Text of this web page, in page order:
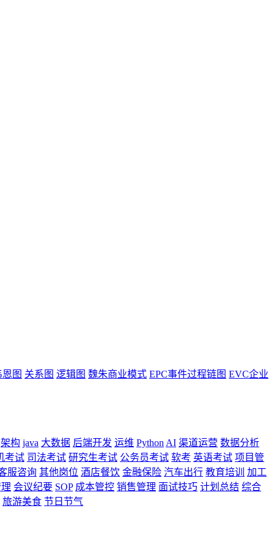
恩图 关系图 逻辑图 魏朱商业模式 EPC事件过程链图 EVC企业
架构 java 大数据 后端开发 运维 Python AI 渠道运营 数据分析
考试 司法考试 研究生考试 公务员考试 软考 英语考试 项目管
服咨询 其他岗位 酒店餐饮 金融保险 汽车出行 教育培训
加工
会议纪要 SOP 成本管控 销售管理 面试技巧 计划总结 综合
旅游美食 节日节气